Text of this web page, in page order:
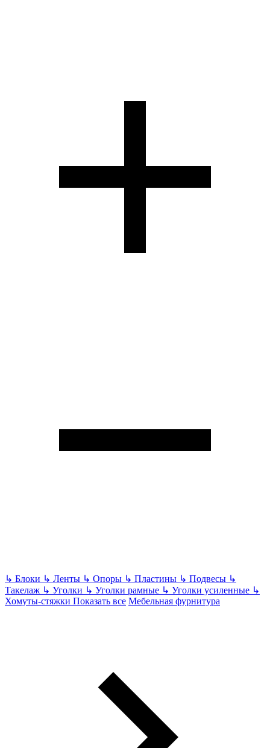
↳ Блоки ↳ Ленты ↳ Опоры ↳ Пластины ↳ Подвесы ↳
Такелаж ↳ Уголки ↳ Уголки рамные ↳ Уголки усиленные ↳
Хомуты-стяжки Показать все Мебельная фурнитура